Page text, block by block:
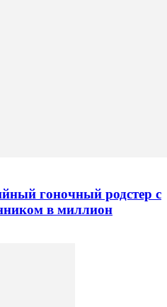
гоночный родстер с
в миллион